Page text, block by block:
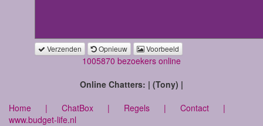
Verzenden Opnieuw Voorbeeld
1005870 bezoekers online
Online Chatters: | (Tony) |
Home | ChatBox | Regels | Contact |
www.budget-life.nl